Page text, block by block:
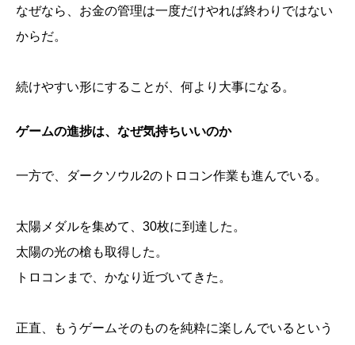
なぜなら、お金の管理は一度だけやれば終わりではない
からだ。
続けやすい形にすることが、何より大事になる。
ゲームの進捗は、なぜ気持ちいいのか
一方で、ダークソウル2のトロコン作業も進んでいる。
太陽メダルを集めて、30枚に到達した。
太陽の光の槍も取得した。
トロコンまで、かなり近づいてきた。
正直、もうゲームそのものを純粋に楽しんでいるという